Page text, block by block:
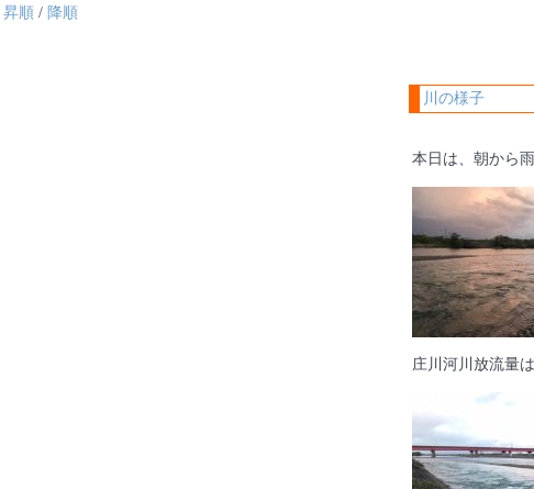
昇順 / 降順
川の様子
本日は、朝から
庄川河川放流量